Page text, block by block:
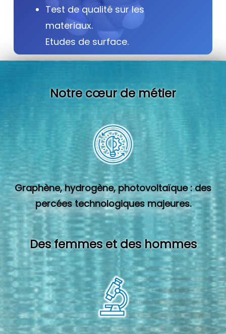
Test de qualité sur les
materiaux.
Etudes de surface.
Notre cœur de métier
Graphène, hydrogène, photovoltaïque : des
percées technologiques majeures.
Des femmes et des hommes